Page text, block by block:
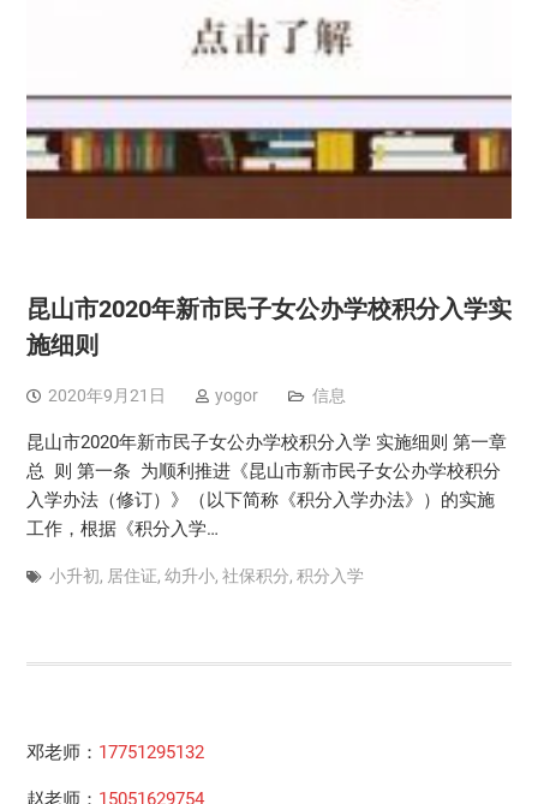
昆山市2020年新市民子女公办学校积分入学实
施细则
2020年9月21日 yogor 信息
昆山市2020年新市民子女公办学校积分入学 实施细则 第一章
总 则 第一条 为顺利推进《昆山市新市民子女公办学校积分
入学办法（修订）》（以下简称《积分入学办法》）的实施
工作，根据《积分入学…
小升初, 居住证, 幼升小, 社保积分, 积分入学
邓老师： 17751295132
赵老师： 15051629754